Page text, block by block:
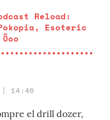
Reload:
Esoteric
| 14:46
el drill dozer,